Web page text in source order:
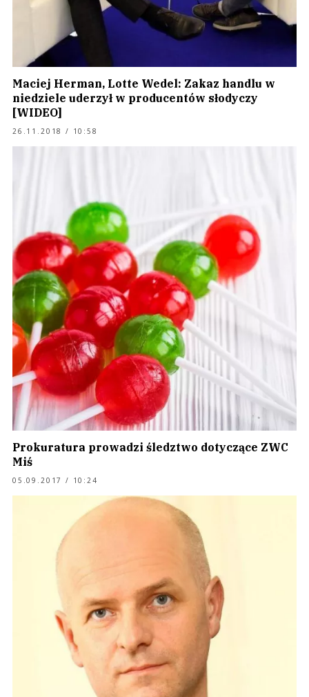
Maciej Herman, Lotte Wedel: Zakaz handlu w
niedziele uderzył w producentów słodyczy
[WIDEO]
26.11.2018 / 10:58
Prokuratura prowadzi śledztwo dotyczące ZWC
Miś
05.09.2017 / 10:24